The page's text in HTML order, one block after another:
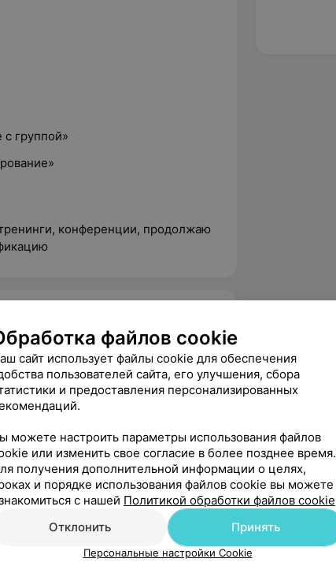
группой»
конференции, продолжаю
Барсугачёва, пер. Тучинский, 2а
Рекомендую
Юлии. Человек и Психолог с
к ней полтора года назад, не
Помог...
пер. Тучинский, 2а
Юлией началось в непростой для
серьёзные проблемы в
файлов cookie
сайт использует файлы cookie для обеспечения
пользователей сайта, его улучшения, сбора
и предоставления персонализированных
можете настроить параметры использования файлов
или изменить свое согласие в более позднее время.
получения дополнительной информации о целях,
и порядке использования файлов cookie вы можете
с нашей Политикой обработки файлов cookie
Отклонить
Принять
Персональные настройки Cookie